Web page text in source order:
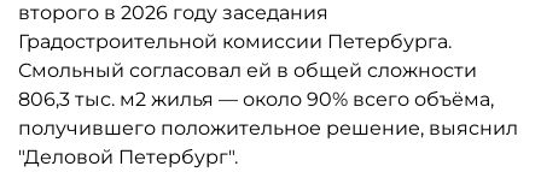
второго в 2026 году заседания
Градостроительной комиссии Петербурга.
Смольный согласовал ей в общей сложности
806,3 тыс. м2 жилья — около 90% всего объёма,
получившего положительное решение, выяснил
"Деловой Петербург".